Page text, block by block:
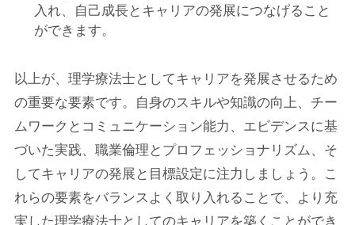
入れ、自己成長とキャリアの発展につなげること
ができます。
以上が、理学療法士としてキャリアを発展させるため
の重要な要素です。自身のスキルや知識の向上、チー
ムワークとコミュニケーション能力、エビデンスに基
づいた実践、職業倫理とプロフェッショナリズム、そ
してキャリアの発展と目標設定に注力しましょう。こ
れらの要素をバランスよく取り入れることで、より充
実した理学療法士としてのキャリアを築くことができ